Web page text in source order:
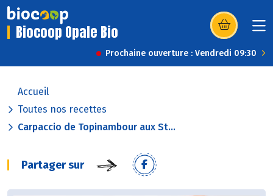
Biocoop Opale Bio (s’ouvre dans
Prochaine ouverture : Vendredi 09:30
Accueil
Toutes nos recettes
Carpaccio de Topinambour aux St...
Partager sur